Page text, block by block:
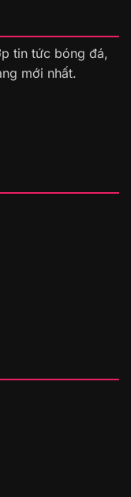
tin tức bóng đá,
mới nhất.